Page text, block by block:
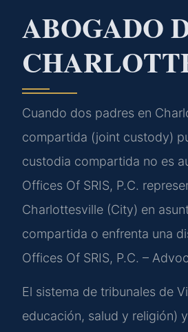
ABOGADO
Cuando dos padres en
compartida (joint custody)
custodia compartida no es
Offices Of SRIS, P.C.
Charlottesville (City) en
compartida o enfrenta una
Offices Of SRIS, P.C. –
El sistema de tribunales de
educación, salud y religión)